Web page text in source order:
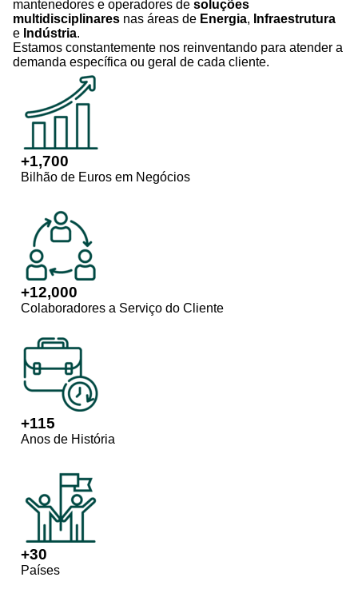
mantenedores e operadores de soluções
multidisciplinares nas áreas de Energia, Infraestrutura
e Indústria.
Estamos constantemente nos reinventando para atender a
demanda específica ou geral de cada cliente.
+1,700
Bilhão de Euros em Negócios
+12,000
Colaboradores a Serviço do Cliente
+115
Anos de História
+30
Países